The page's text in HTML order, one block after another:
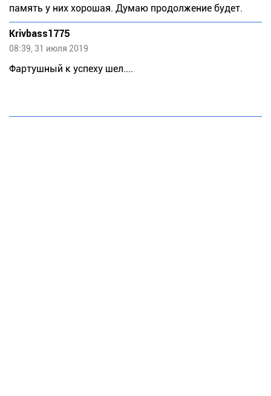
память у них хорошая. Думаю продолжение будет.
Krivbass1775
08:39, 31 июля 2019
Фартушный к успеху шел....